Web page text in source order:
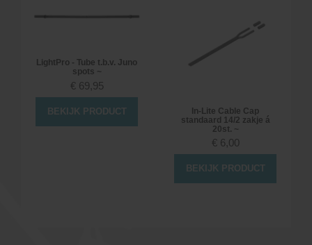
LightPro - Tube t.b.v. Juno
spots ~
€ 69,95
BEKIJK PRODUCT
In-Lite Cable Cap
standaard 14/2 zakje á
20st. ~
€ 6,00
BEKIJK PRODUCT